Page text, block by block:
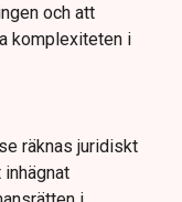
och att
komplexiteten i
räknas juridiskt